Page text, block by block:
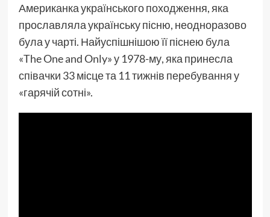
Американка українського походження, яка
прославляла українську пісню, неодноразово
була у чарті. Найуспішнішою її піснею була
«The One and Only» у 1978-му, яка принесла
співачки 33 місце та 11 тижнів перебування у
«гарячій сотні».